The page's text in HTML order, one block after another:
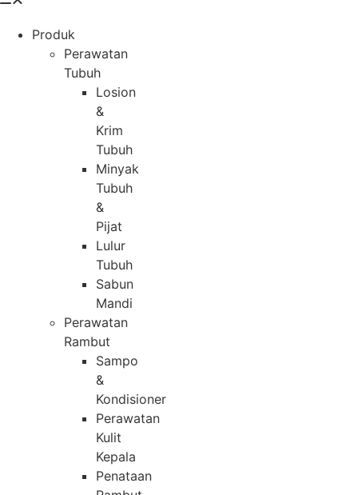
Produk
Perawatan
Tubuh
Losion
&
Krim
Tubuh
Minyak
Tubuh
&
Pijat
Lulur
Tubuh
Sabun
Mandi
Perawatan
Rambut
Sampo
&
Kondisioner
Perawatan
Kulit
Kepala
Penataan